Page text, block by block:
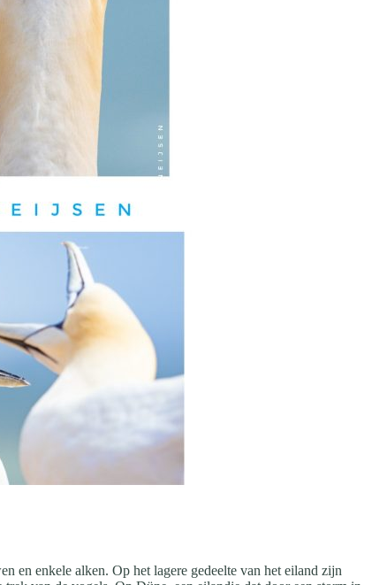
en enkele alken. Op het lagere gedeelte van het eiland zijn